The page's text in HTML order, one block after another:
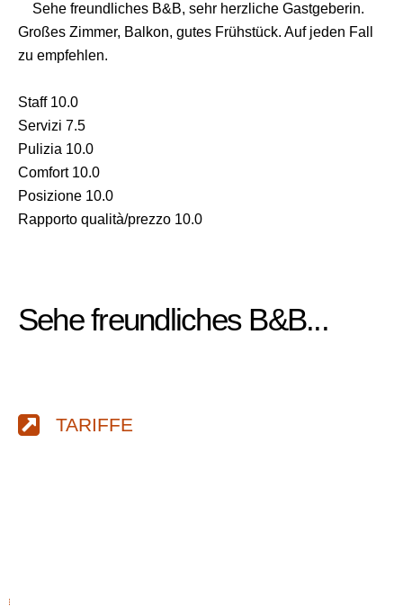
Sehe freundliches B&B, sehr herzliche Gastgeberin.
Großes Zimmer, Balkon, gutes Frühstück. Auf jeden Fall
zu empfehlen.
Staff 10.0
Servizi 7.5
Pulizia 10.0
Comfort 10.0
Posizione 10.0
Rapporto qualità/prezzo 10.0
Sehe freundliches B&B...
TARIFFE